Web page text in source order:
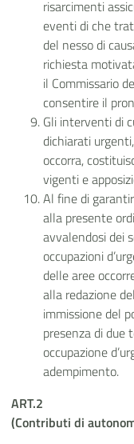
risarcimenti
eventi di che
del nesso di
richiesta
il Commissario
consentire il
Gli interventi di
dichiarati
occorra,
vigenti e
Al fine di
alla presente
avvalendosi dei
occupazioni
delle aree
alla redazione
immissione del
presenza di due
occupazione
adempimento.
ART.2
(Contributi di